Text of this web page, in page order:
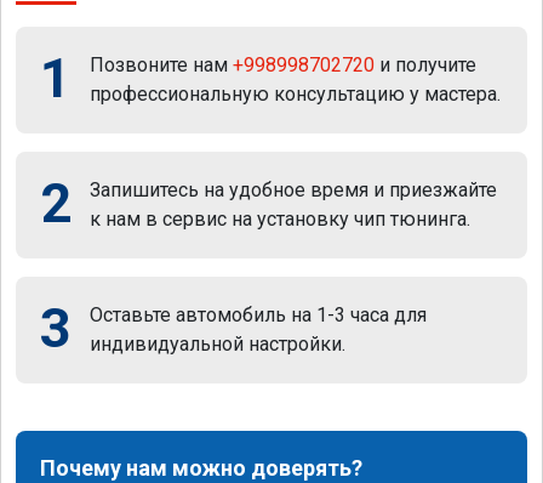
1 Позвоните нам +998998702720 и получите
профессиональную консультацию у мастера.
2
Запишитесь на удобное время и приезжайте
к нам в сервис на установку чип тюнинга.
3
Оставьте автомобиль на 1-3 часа для
индивидуальной настройки.
Почему нам можно доверять?